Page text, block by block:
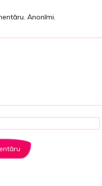
Anonīmi.